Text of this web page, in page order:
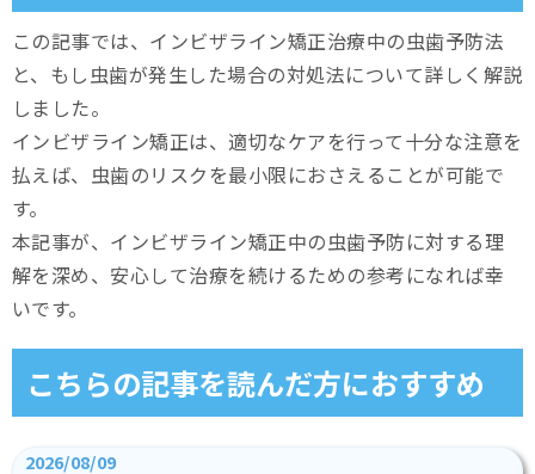
この記事では、インビザライン矯正治療中の虫歯予防法
と、もし虫歯が発生した場合の対処法について詳しく解説
しました。
インビザライン矯正は、適切なケアを行って十分な注意を
払えば、虫歯のリスクを最小限におさえることが可能で
す。
本記事が、インビザライン矯正中の虫歯予防に対する理
解を深め、安心して治療を続けるための参考になれば幸
いです。
こちらの記事を読んだ方におすすめ
2026/08/09